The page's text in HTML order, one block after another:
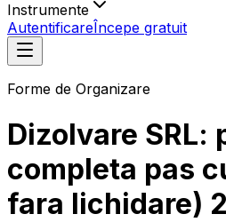
Instrumente
AutentificareÎncepe gratuit
Forme de Organizare
Dizolvare SRL:
completa pas
fara lichidare)